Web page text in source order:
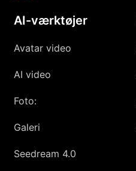
AI-værktøjer
Avatar video
AI video
Foto:
Galeri
Seedream 4.0